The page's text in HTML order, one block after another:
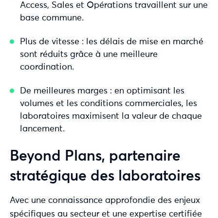
Access, Sales et Opérations travaillent sur une
base commune.
Plus de vitesse : les délais de mise en marché
sont réduits grâce à une meilleure
coordination.
De meilleures marges : en optimisant les
volumes et les conditions commerciales, les
laboratoires maximisent la valeur de chaque
lancement.
Beyond Plans, partenaire
stratégique des laboratoires
Avec une connaissance approfondie des enjeux
spécifiques au secteur et une expertise certifiée